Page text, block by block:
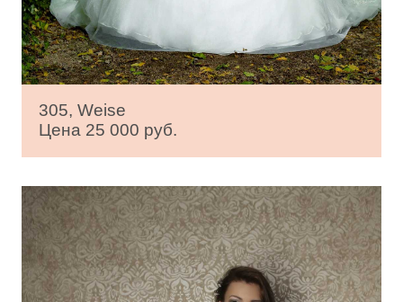
305, Weise
Цена 25 000 руб.